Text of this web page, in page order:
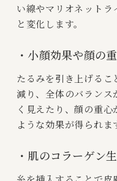
い線やマリオネット
と変化します。
・小顔効果や顔の
たるみを引き上げる
減り、全体のバランス
く見えたり、顔の重
ような効果が得られま
・肌のコラーゲン